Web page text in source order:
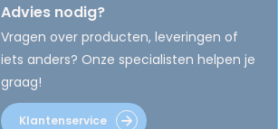
Advies nodig?
Vragen over producten, leveringen of
iets anders? Onze specialisten helpen je
graag!
Klantenservice